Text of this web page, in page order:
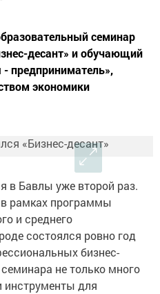
семинар
десант» и обучающий
предприниматель»,
экономики
в Бавлы уже второй раз.
в рамках программы
и среднего
состоялся ровно год
бизнес-
не только много
инструменты для